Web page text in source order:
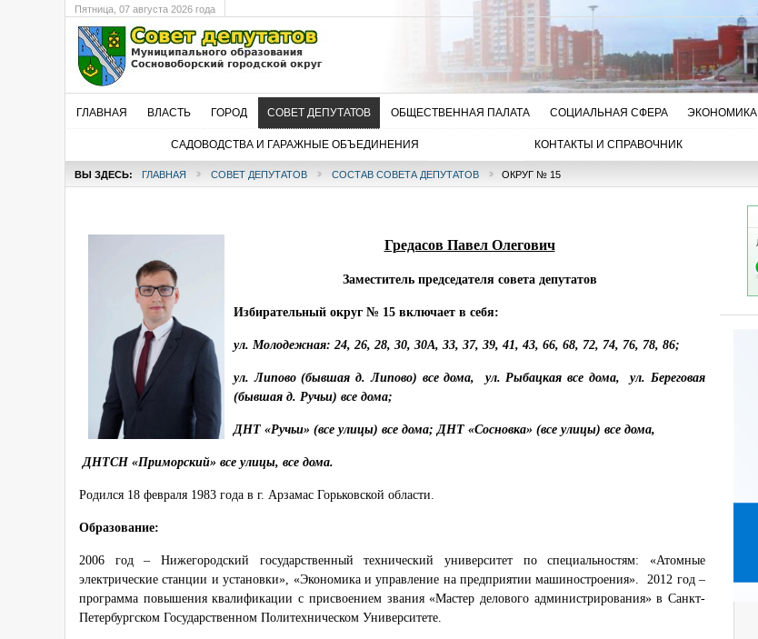
Пятница , 07 августа 2026 года
ГЛАВНАЯ ВЛАСТЬ ГОРОД СОВЕТ ДЕПУТАТОВ ОБЩЕСТВЕННАЯ ПАЛАТА СОЦИАЛЬНАЯ СФЕРА ЭКОНОМИКА
САДОВОДСТВА И ГАРАЖНЫЕ ОБЪЕДИНЕНИЯ КОНТАКТЫ И СПРАВОЧНИК
ВЫ ЗДЕСЬ: ГЛАВНАЯ СОВЕТ ДЕПУТАТОВ СОСТАВ СОВЕТА ДЕПУТАТОВ ОКРУГ № 15
Гредасов Павел Олегович
Заместитель председателя совета депутатов
Избирательный округ № 15 включает в себя:
ул. Молодежная: 24, 26, 28, 30, 30А, 33, 37, 39, 41, 43, 66, 68, 72, 74, 76, 78, 86;
ул. Липово (бывшая д. Липово) все дома, ул. Рыбацкая все дома, ул. Береговая
(бывшая д. Ручьи) все дома;
ДНТ «Ручьи» (все улицы) все дома;ДНТ «Сосновка» (все улицы) все дома,
ДНТСН «Приморский» все улицы, все дома.
Родился 18 февраля 1983 года в г. Арзамас Горьковской области.
Образование:
2006 год – Нижегородский государственный технический университет по специальностям: «Атомные
электрические станции и установки», «Экономика и управление на предприятии машиностроения». 2012 год –
программа повышения квалификации с присвоением звания «Мастер делового администрирования» в Санкт-
Петербургском Государственном Политехническом Университете.